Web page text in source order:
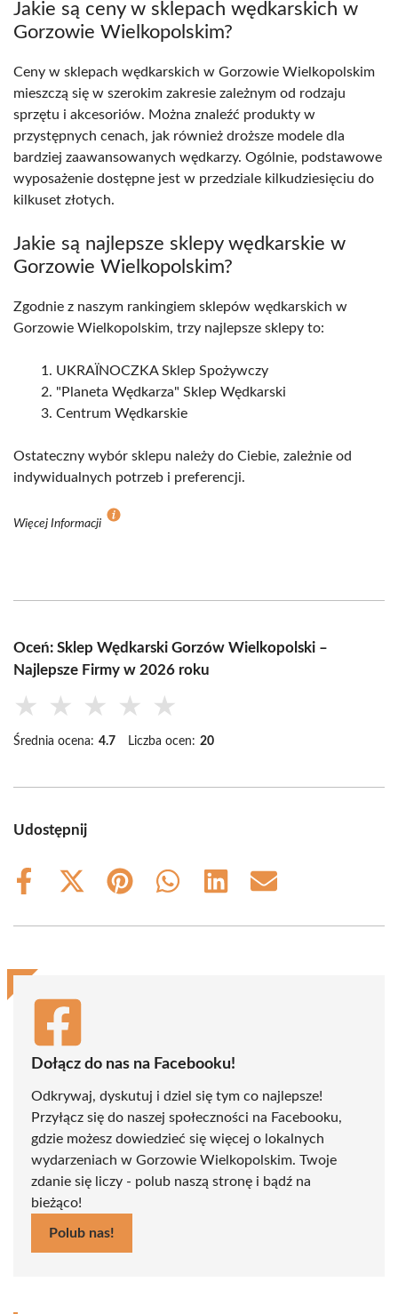
Jakie są ceny w sklepach wędkarskich w
Gorzowie Wielkopolskim?
Ceny w sklepach wędkarskich w Gorzowie Wielkopolskim
mieszczą się w szerokim zakresie zależnym od rodzaju
sprzętu i akcesoriów. Można znaleźć produkty w
przystępnych cenach, jak również droższe modele dla
bardziej zaawansowanych wędkarzy. Ogólnie, podstawowe
wyposażenie dostępne jest w przedziale kilkudziesięciu do
kilkuset złotych.
Jakie są najlepsze sklepy wędkarskie w
Gorzowie Wielkopolskim?
Zgodnie z naszym rankingiem sklepów wędkarskich w
Gorzowie Wielkopolskim, trzy najlepsze sklepy to:
UKRAЇNOCZKA Sklep Spożywczy
"Planeta Wędkarza" Sklep Wędkarski
Centrum Wędkarskie
Ostateczny wybór sklepu należy do Ciebie, zależnie od
indywidualnych potrzeb i preferencji.
Więcej Informacji
Oceń: Sklep Wędkarski Gorzów Wielkopolski –
Najlepsze Firmy w 2026 roku
★ ★ ★ ★ ★
Średnia ocena: 4.7 Liczba ocen: 20
Udostępnij
Share
Share
(Twitter)
Share
Share
Share
Share
Dołącz do nas na Facebooku!
Odkrywaj, dyskutuj i dziel się tym co najlepsze!
Przyłącz się do naszej społeczności na Facebooku,
gdzie możesz dowiedzieć się więcej o lokalnych
wydarzeniach w Gorzowie Wielkopolskim. Twoje
zdanie się liczy - polub naszą stronę i bądź na
bieżąco!
Polub nas!